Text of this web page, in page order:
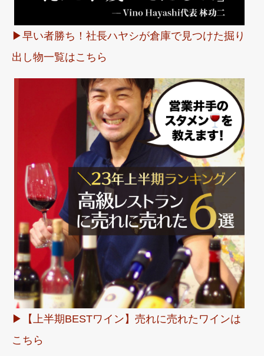
▶︎早い者勝ち！社長ハヤシが倉庫で見つけた掘り
出し物一覧はこちら
▶︎【上半期BESTワイン】売れに売れたワインは
こちら